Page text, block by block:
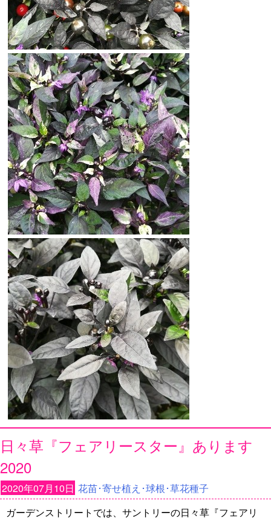
日々草『フェアリースター』あります
2020
2020年07月10日 花苗･寄せ植え･球根･草花種子
ガーデンストリートでは、サントリーの日々草『フェアリ